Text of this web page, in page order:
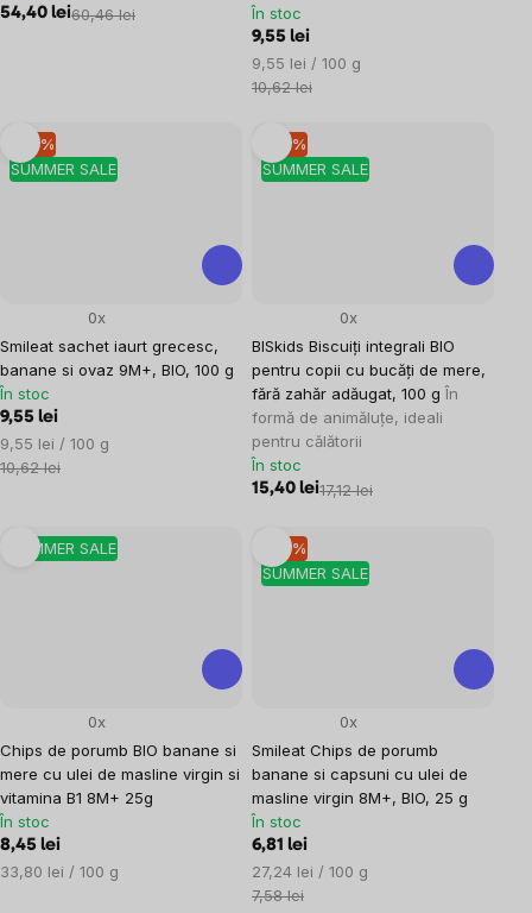
54,40 lei60,46 lei În stoc
9,55 lei
Evaluare
preţ:
9,55 lei / 100 g
10,62 lei
SUMMER SALE
–10 %
Smileat sachet iaurt grecesc,
banane si ovaz 9M+, BIO, 100 g
0x
În stoc
9,55 lei
Evaluare
preţ:
9,55 lei / 100 g
10,62 lei
SUMMER SALE
–10 %
BISkids Biscuiți integrali BIO
pentru copii cu bucăți de mere,
fără zahăr adăugat, 100 gÎn
formă de animăluțe, ideali
pentru călătorii
0x
În stoc
15,40 lei17,12 lei
SUMMER SALE
Chips de porumb BIO banane si
mere cu ulei de masline virgin si
vitamina B1 8M+ 25g
0x
În stoc
8,45 lei
Evaluare
33,80 lei / 100 g
SUMMER SALE
–10 %
Smileat Chips de porumb
banane si capsuni cu ulei de
masline virgin 8M+, BIO, 25 g
0x
În stoc
6,81 lei
Evaluare
preţ:
27,24 lei / 100 g
7,58 lei